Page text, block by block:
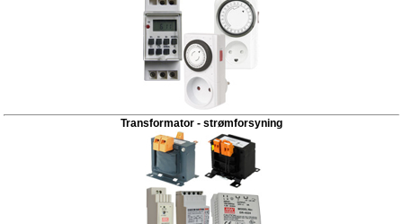
Transformator - strømforsyning